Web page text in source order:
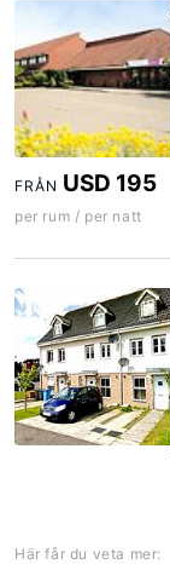
FRÅN USD 195
per rum / per natt
Här får du veta mer: